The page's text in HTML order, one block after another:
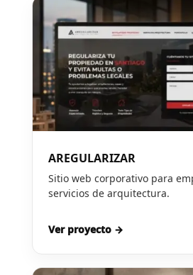
AREGULARIZAR
Sitio web corporativo para
servicios de arquitectura.
Ver proyecto →